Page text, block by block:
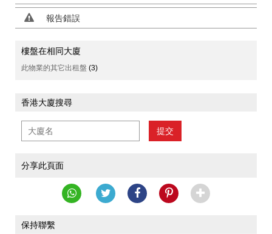
報告錯誤
樓盤在相同大廈
此物業的其它出租盤 (3)
香港大廈搜尋
提交
分享此頁面
保持聯繫